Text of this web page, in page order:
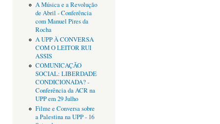
A Música e a Revolução
de Abril - Conferência
com Manuel Pires da
Rocha
A UPP À CONVERSA
COM O LEITOR RUI
ASSIS
COMUNICAÇÃO
SOCIAL: LIBERDADE
CONDICIONADA? -
Conferência da ACR na
UPP em 29 Julho
Filme e Conversa sobre
a Palestina na UPP - 16